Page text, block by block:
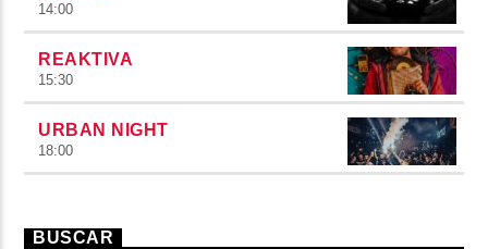
14:00
REAKTIVA
15:30
URBAN NIGHT
18:00
BUSCAR